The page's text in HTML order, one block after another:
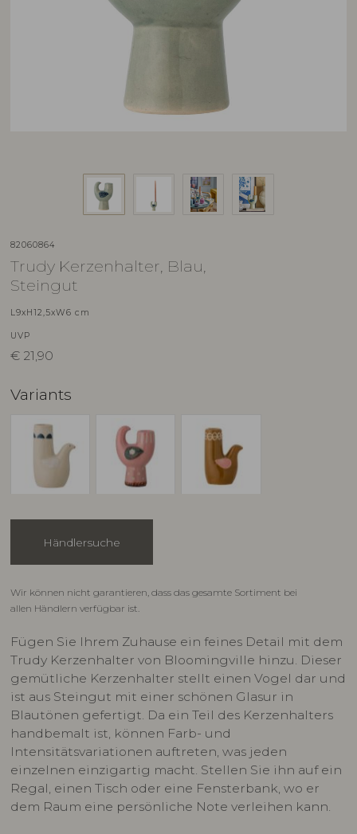
82060864
Trudy Kerzenhalter, Blau,
Steingut
L9xH12,5xW6 cm
UVP
€ 21,90
Variants
Händlersuche
Wir können nicht garantieren, dass das gesamte Sortiment bei
allen Händlern verfügbar ist.
Fügen Sie Ihrem Zuhause ein feines Detail mit dem
Trudy Kerzenhalter von Bloomingville hinzu. Dieser
gemütliche Kerzenhalter stellt einen Vogel dar und
ist aus Steingut mit einer schönen Glasur in
Blautönen gefertigt. Da ein Teil des Kerzenhalters
handbemalt ist, können Farb- und
Intensitätsvariationen auftreten, was jeden
einzelnen einzigartig macht. Stellen Sie ihn auf ein
Regal, einen Tisch oder eine Fensterbank, wo er
dem Raum eine persönliche Note verleihen kann.